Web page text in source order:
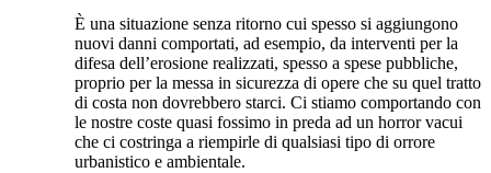
È una situazione senza ritorno cui spesso si aggiungono
nuovi danni comportati, ad esempio, da interventi per la
difesa dell’erosione realizzati, spesso a spese pubbliche,
proprio per la messa in sicurezza di opere che su quel tratto
di costa non dovrebbero starci. Ci stiamo comportando con
le nostre coste quasi fossimo in preda ad un horror vacui
che ci costringa a riempirle di qualsiasi tipo di orrore
urbanistico e ambientale.